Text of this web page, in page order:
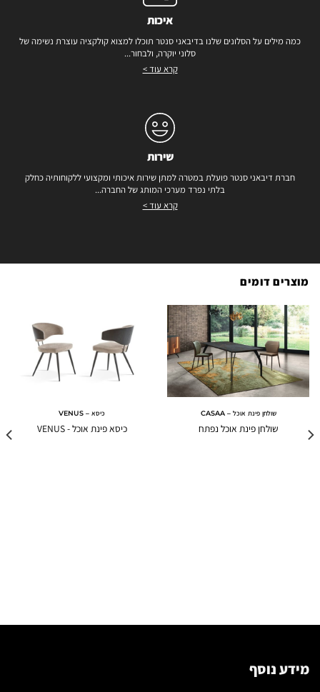
איכות
כמה מילים על הסלונים שלנו בדיבאני סנטר תוכלו למצוא קולקציה עוצרת נשימה של
סלוני יוקרה, ולבחור...
קרא עוד >
שירות
חברת דיבאני סנטר פועלת במטרה למתן שירות איכותי ומקצועי ללקוחותיה כחלק
בלתי נפרד מערכי המותג של החברה...
קרא עוד >
מוצרים דומים
שולחן פינת אוכל – CASAA
שולחן פינת אוכל נפתח
כיסא – VENUS
כיסא פינת אוכל - VENUS
מידע נוסף